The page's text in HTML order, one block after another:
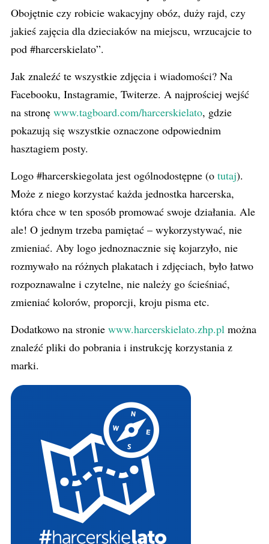
Obojętnie czy robicie wakacyjny obóz, duży rajd, czy
jakieś zajęcia dla dzieciaków na miejscu, wrzucajcie to
pod #harcerskielato”.
Jak znaleźć te wszystkie zdjęcia i wiadomości? Na
Facebooku, Instagramie, Twiterze. A najprościej wejść
na stronę www.tagboard.com/harcerskielato, gdzie
pokazują się wszystkie oznaczone odpowiednim
hasztagiem posty.
Logo #harcerskiegolata jest ogólnodostępne (o tutaj).
Może z niego korzystać każda jednostka harcerska,
która chce w ten sposób promować swoje działania. Ale
ale! O jednym trzeba pamiętać – wykorzystywać, nie
zmieniać. Aby logo jednoznacznie się kojarzyło, nie
rozmywało na różnych plakatach i zdjęciach, było łatwo
rozpoznawalne i czytelne, nie należy go ścieśniać,
zmieniać kolorów, proporcji, kroju pisma etc.
Dodatkowo na stronie www.harcerskielato.zhp.pl można
znaleźć pliki do pobrania i instrukcję korzystania z
marki.